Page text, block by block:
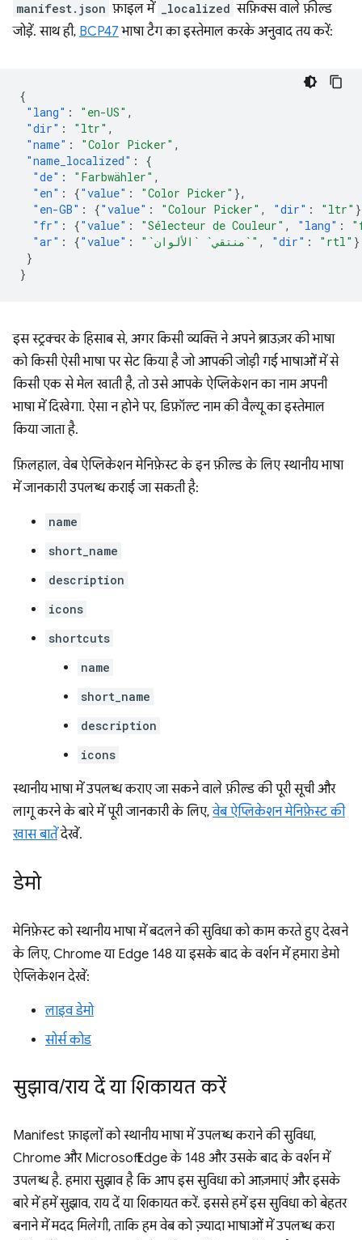
manifest.json फ़ाइल में _localized सफ़िक्स वाले फ़ील्ड
जोड़ें. साथ ही, BCP47 भाषा टैग का इस्तेमाल करके अनुवाद तय करें:
{
"lang" : "en-US" ,
"dir" : "ltr" ,
"name" : "Color Picker" ,
"name_localized" :
{
"de" : "Farbwähler" ,
"en" : {"value" : "Color Picker" },
"en-GB" : {"value" : "Colour Picker" , "dir" : "ltr"
"fr" : {"value" : "Sélecteur de Couleur" , "lang" :
"ar" : {"value" : "`منتقي` `الألوان`" , "dir" : "rtl" }
}
}
इस स्ट्रक्चर के हिसाब से, अगर किसी व्यक्ति ने अपने ब्राउज़र की भाषा
को किसी ऐसी भाषा पर सेट किया है जो आपकी जोड़ी गई भाषाओं में से
किसी एक से मेल खाती है, तो उसे आपके ऐप्लिकेशन का नाम अपनी
भाषा में दिखेगा. ऐसा न होने पर, डिफ़ॉल्ट नाम की वैल्यू का इस्तेमाल
किया जाता है.
फ़िलहाल, वेब ऐप्लिकेशन मेनिफ़ेस्ट के इन फ़ील्ड के लिए स्थानीय भाषा
में जानकारी उपलब्ध कराई जा सकती है:
name
short_name
description
icons
shortcuts
name
short_name
description
icons
स्थानीय भाषा में उपलब्ध कराए जा सकने वाले फ़ील्ड की पूरी सूची और
लागू करने के बारे में पूरी जानकारी के लिए,वेब ऐप्लिकेशन मेनिफ़ेस्ट की
खास बातेंदेखें.
डेमो
मेनिफ़ेस्ट को स्थानीय भाषा में बदलने की सुविधा को काम करते हुए देखने
के लिए, Chrome या Edge 148 या इसके बाद के वर्शन में हमारा डेमो
ऐप्लिकेशन देखें:
लाइव डेमो
सोर्स कोड
सुझाव/राय दें या शिकायत करें
Manifest फ़ाइलों को स्थानीय भाषा में उपलब्ध कराने की सुविधा,
Chrome और Microsoft Edge के 148 और उसके बाद के वर्शन में
उपलब्ध है. हमारा सुझाव है कि आप इस सुविधा को आज़माएं और इसके
बारे में हमें सुझाव, राय दें या शिकायत करें. इससे हमें इस सुविधा को बेहतर
बनाने में मदद मिलेगी, ताकि हम वेब को ज़्यादा भाषाओं में उपलब्ध करा